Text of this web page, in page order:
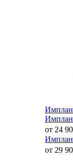
от 24
от 29